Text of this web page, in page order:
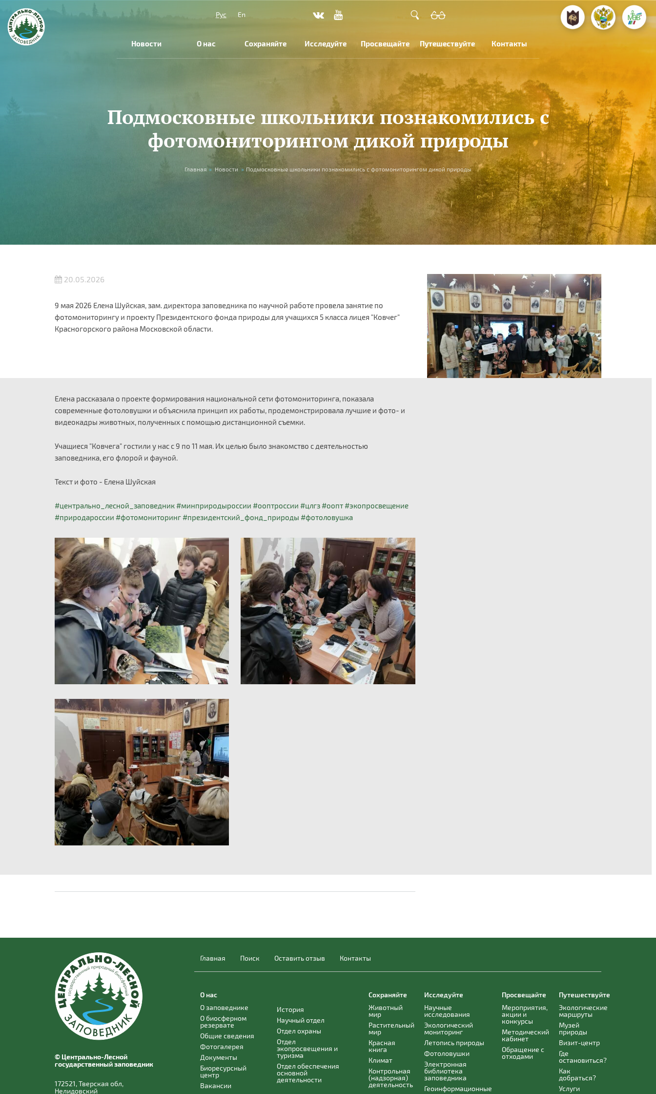
Перейти к основному содержанию
Рус
En
Новости О нас Сохраняйте Исследуйте Просвещайте Путешествуйте Контакты
Подмосковные школьники познакомились с
фотомониторингом дикой природы
Главная » Новости » Подмосковные школьники познакомились с фотомониторингом дикой природы
20.05.2026
9 мая 2026 Елена Шуйская, зам. директора заповедника по научной работе провела занятие по
фотомониторингу и проекту Президентского фонда природы для учащихся 5 класса лицея "Ковчег"
Красногорского района Московской области.
Елена рассказала о проекте формирования национальной сети фотомониторинга, показала
современные фотоловушки и объяснила принцип их работы, продемонстрировала лучшие и фото- и
видеокадры животных, полученных с помощью дистанционной съемки.
Учащиеся "Ковчега" гостили у нас с 9 по 11 мая. Их целью было знакомство с деятельностью
заповедника, его флорой и фауной.
Текст и фото - Елена Шуйская
#центрально_лесной_заповедник#минприродыроссии #ооптроссии #цлгз#оопт#экопросвещение
#природароссии #фотомониторинг#президентский_фонд_природы #фотоловушка
© Центрально-Лесной
государственный заповедник
172521, Тверская обл,
Нелидовский
Главная Поиск Оставить отзыв Контакты
О нас
О заповеднике
О биосферном
резервате
Общие сведения
Фотогалерея
Документы
Биоресурсный
центр
Вакансии
История
Научный отдел
Отдел охраны
Отдел
экопросвещения и
туризма
Отдел обеспечения
основной
деятельности
Сохраняйте
Животный
мир
Растительный
мир
Красная
книга
Климат
Контрольная
(надзорная)
деятельность
Исследуйте
Научные
исследования
Экологический
мониторинг
Летопись природы
Фотоловушки
Электронная
библиотека
заповедника
Геоинформационные
Просвещайте
Мероприятия,
акции и
конкурсы
Методический
кабинет
Обращение с
отходами
Путешествуйте
Экологические
маршруты
Музей
природы
Визит-центр
Где
остановиться?
Как
добраться?
Услуги